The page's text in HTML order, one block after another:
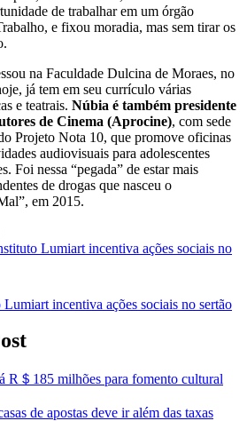
de trabalhar em um órgão
e fixou moradia, mas sem tirar os
na Faculdade Dulcina de Moraes, no
já tem em seu currículo várias
e teatrais. Núbia é também presidente
de Cinema (Aprocine), com sede
Projeto Nota 10, que promove oficinas
audiovisuais para adolescentes
Foi nessa “pegada” de estar mais
de drogas que nasceu o
em 2015.
R＄185 milhões para fomento cultural
de apostas deve ir além das taxas